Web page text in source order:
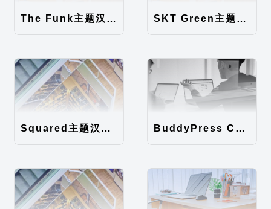
The Funk主题汉化包 SKT Green主题汉化包
Squared主题汉化包 BuddyPress Colours主题汉化包